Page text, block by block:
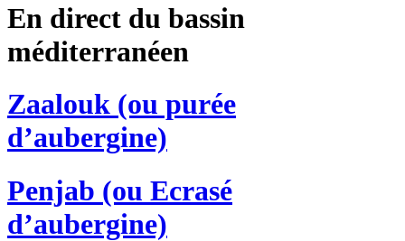
En direct du bassin
méditerranéen
Zaalouk (ou purée
d’aubergine)
Penjab (ou Ecrasé
d’aubergine)